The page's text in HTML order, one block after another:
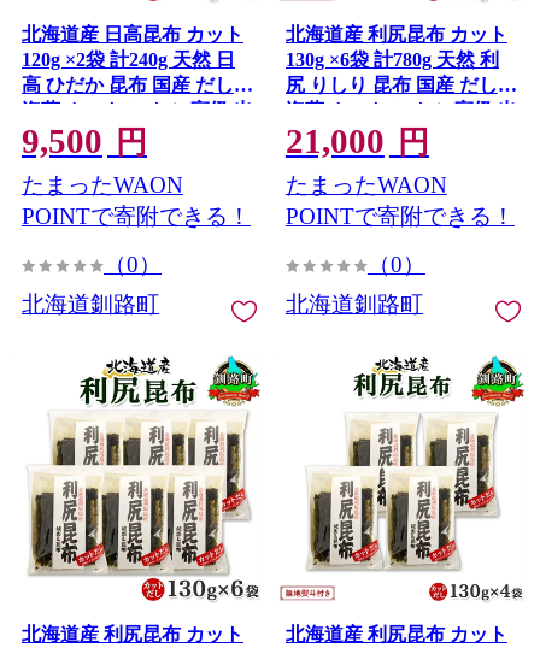
北海道産 日高昆布 カット
120g ×2袋 計240g 天然 日
高 ひだか 昆布 国産 だし
海藻 カット こんぶ 高級 出
汁 コンブ ギフト だし昆布
お祝い 備蓄 保存 北連物産
きたれん 1万円以下 10000
円未満 北海道 釧路町 釧路
9,500 円
たまったWAON
POINTで寄附できる！
（0）
北海道釧路町
北海道産 利尻昆布 カット
130g ×6袋 計780g 天然 利
尻 りしり 昆布 国産 だし
海藻 カット こんぶ 高級 出
汁 コンブ ギフト だし昆布
無地熨斗 熨斗 のし 北連物
産 きたれん 北海道 釧路町
釧路超 特産品
21,000 円
たまったWAON
POINTで寄附できる！
（0）
北海道釧路町
北海道産 利尻昆布 カット
北海道産 利尻昆布 カット